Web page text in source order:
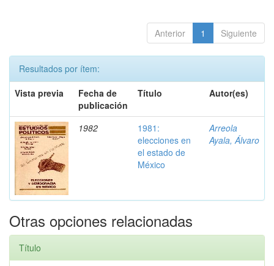
Anterior 1 Siguiente
Resultados por ítem:
Vista previa
Fecha de
publicación
Título Autor(es)
1982
1981:
elecciones en
el estado de
México
Arreola
Ayala, Álvaro
Otras opciones relacionadas
Título